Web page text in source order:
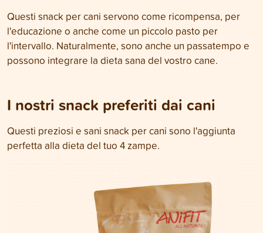
Questi snack per cani servono come ricompensa, per
l'educazione o anche come un piccolo pasto per
l'intervallo. Naturalmente, sono anche un passatempo e
possono integrare la dieta sana del vostro cane.
I nostri snack preferiti dai cani
Questi preziosi e sani snack per cani sono l'aggiunta
perfetta alla dieta del tuo 4 zampe.